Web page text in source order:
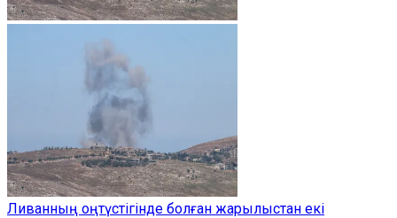
Ливанның оңтүстігінде болған жарылыстан екі